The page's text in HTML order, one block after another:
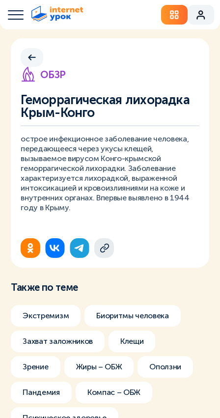
ОБЗР
Геморрагическая лихорадка
Крым-Конго
острое инфекционное заболевание человека,
передающееся через укусы клещей,
вызываемое вирусом Конго-крымской
геморрагической лихорадки. Заболевание
характеризуется лихорадкой, выраженной
интоксикацией и кровоизлияниями на коже и
внутренних органах. Впервые выявлено в 1944
году в Крыму.
Также по теме
Экстремизм Биоритмы человека
Захват заложников Клещи
Зрение Жиры – ОБЖ Оползни
Пандемия Компас – ОБЖ